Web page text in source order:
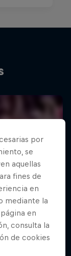
por
se
aquellas
fines de
en
mediante la
en
consulta la
de cookies